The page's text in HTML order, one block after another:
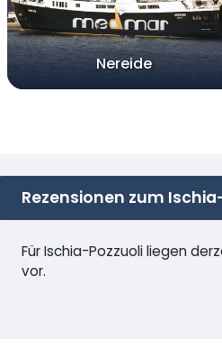
Nereide
Rezensionen zum
Für Ischia-Pozzuoli liegen
vor.